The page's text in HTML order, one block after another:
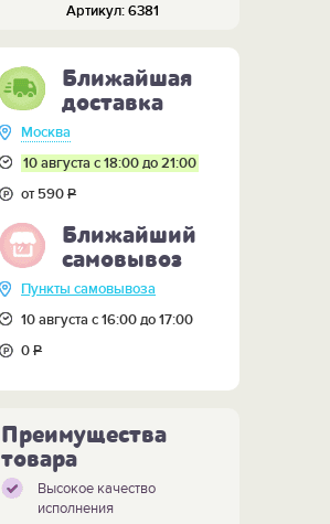
Артикул: 6381
Ближайшая
доставка
Москва
10 августа с 18:00 до 21:00
от 590Р
Ближайший
самовывоз
Пункты самовывоза
10 августа с 16:00 до 17:00
0Р
Преимущества
товара
Высокое качество
исполнения